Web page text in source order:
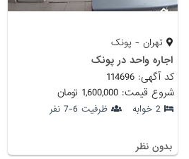
تهران - پونک
اجاره واحد در پونک
کد آگهی: 114696
شروع قیمت: 1,600,000 تومان
2 خوابه ظرفیت 6-7 نفر
بدون نظر